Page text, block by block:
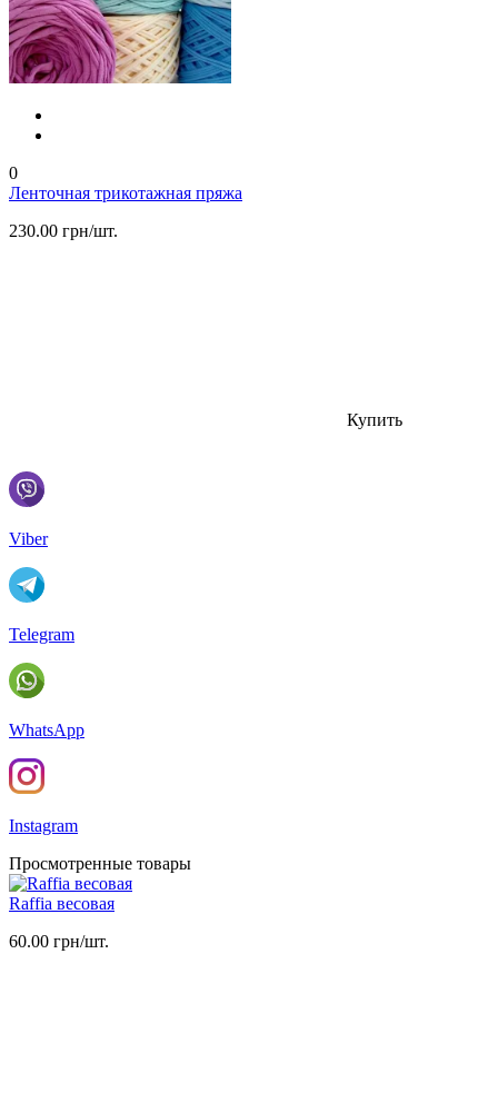
0
Ленточная трикотажная пряжа
230.00 грн/шт.
Купить
Viber
Telegram
WhatsApp
Instagram
Просмотренные товары
Raffia весовая
60.00 грн/шт.